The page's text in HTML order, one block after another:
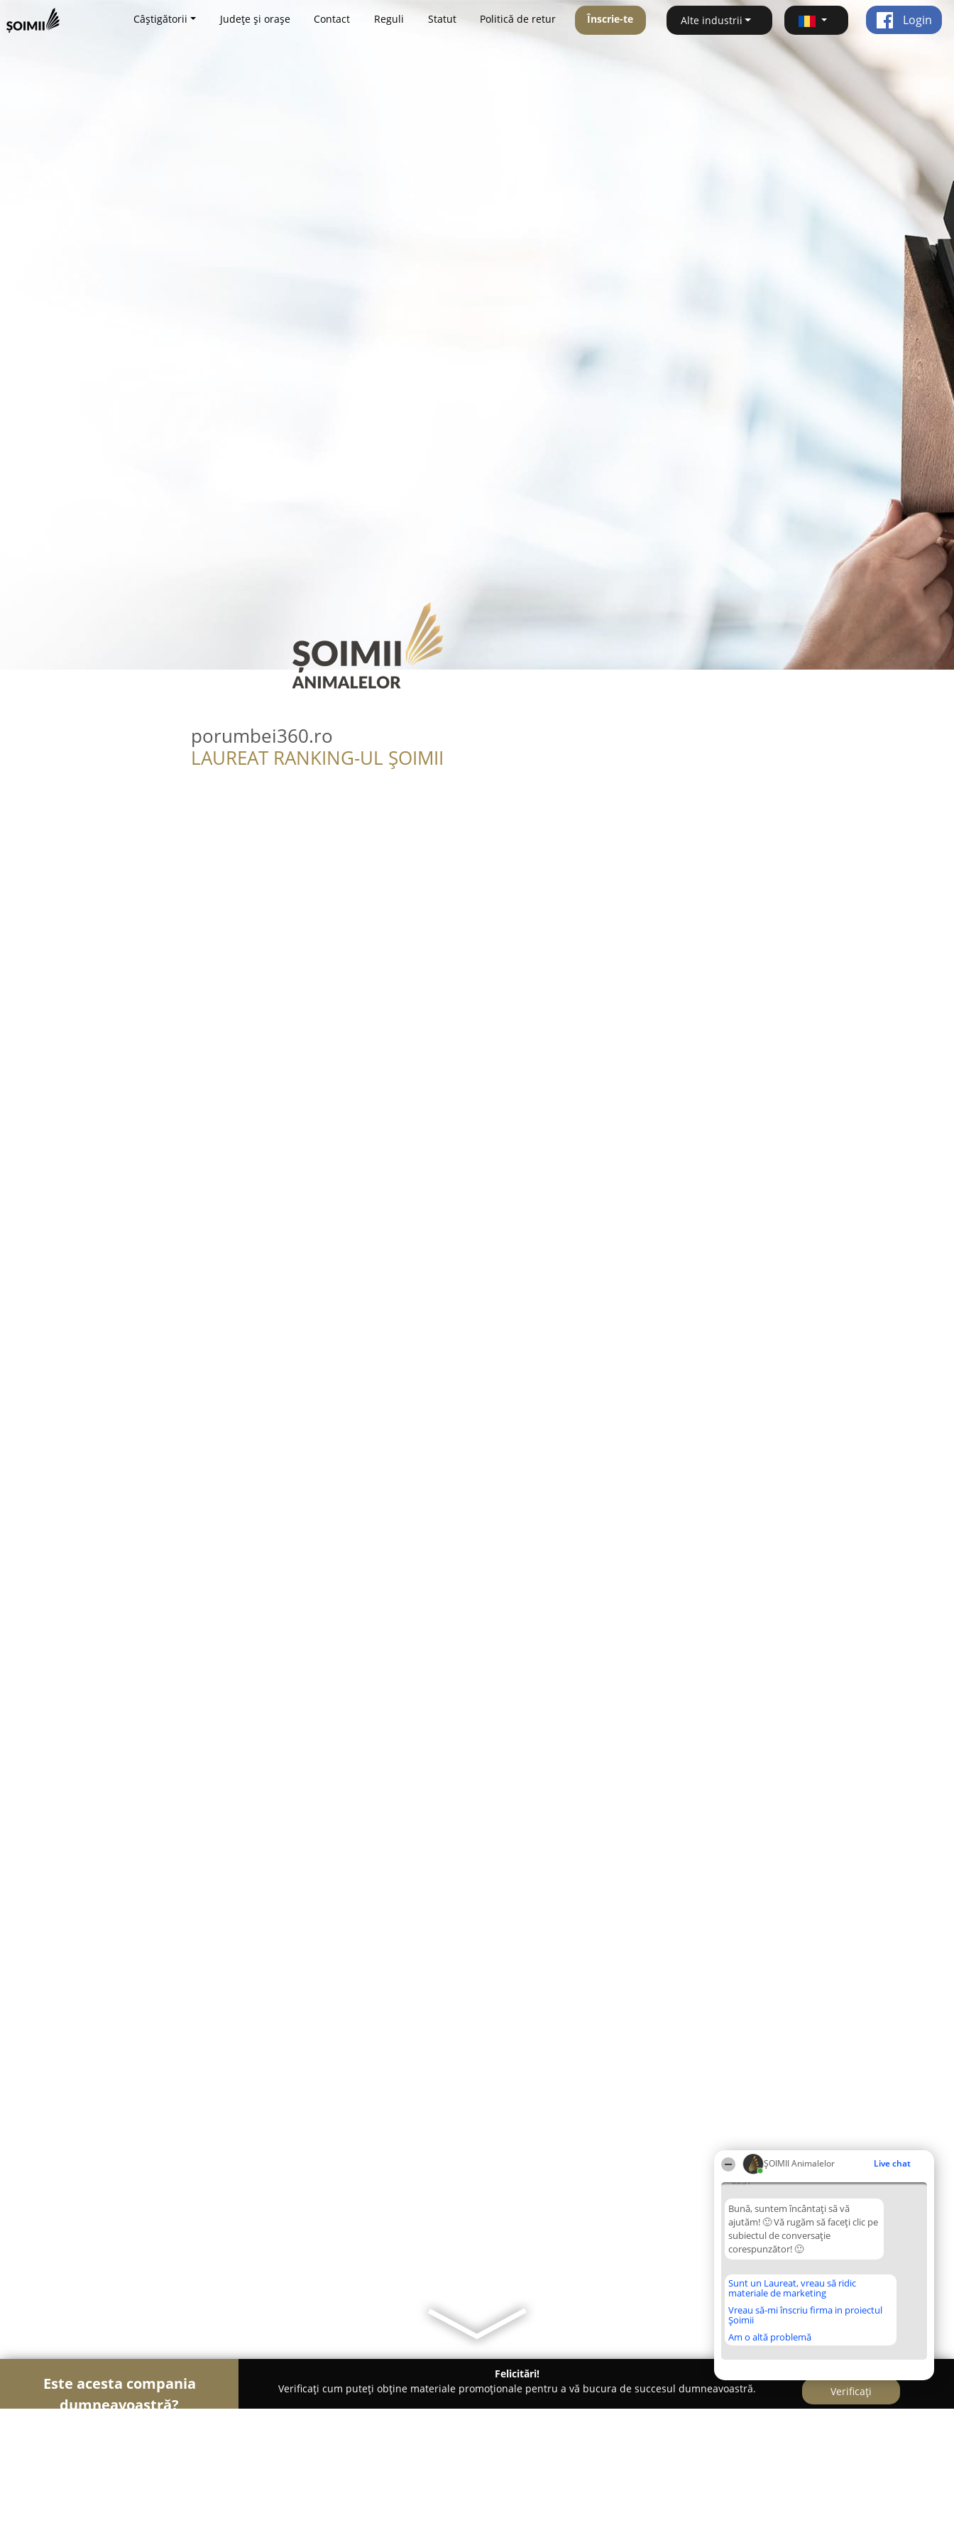
ŞOIMII Animalelor Live chat
05:31
Bună, suntem încântați să vă
ajutăm! 🙂 Vă rugăm să faceți clic pe
subiectul de conversație
corespunzător! 🙂
Sunt un Laureat, vreau să ridic
materiale de marketing
Vreau să-mi înscriu firma in proiectul
Șoimii
Am o altă problemă
Câștigătorii Județe și orașe Contact Reguli Statut Politică de retur Înscrie-te Alte industrii Login
porumbei360.ro
LAUREAT RANKING-UL ȘOIMII
Este acesta compania
dumneavoastră?
Felicitări!
Verificați cum puteți obține materiale promoționale pentru a vă bucura de succesul dumneavoastră.
Verificați